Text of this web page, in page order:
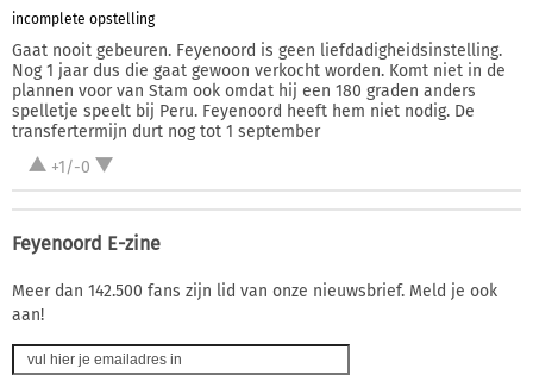
incomplete opstelling
Gaat nooit gebeuren. Feyenoord is geen liefdadigheidsinstelling.
Nog 1 jaar dus die gaat gewoon verkocht worden. Komt niet in de
plannen voor van Stam ook omdat hij een 180 graden anders
spelletje speelt bij Peru. Feyenoord heeft hem niet nodig. De
transfertermijn durt nog tot 1 september
+1/-0
Feyenoord E-zine
Meer dan 142.500 fans zijn lid van onze nieuwsbrief. Meld je ook
aan!